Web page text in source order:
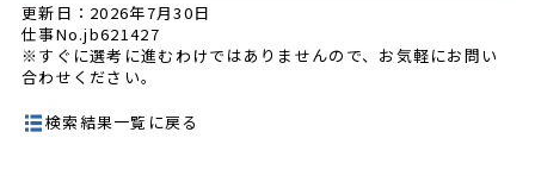
更新日：2026年7月30日
仕事No.jb621427
※すぐに選考に進むわけではありませんので、お気軽にお問い
合わせください。
検索結果一覧に戻る